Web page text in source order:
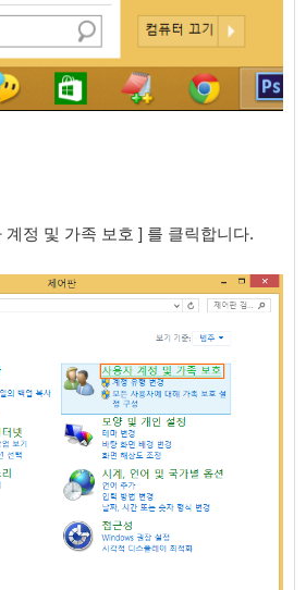
정 및 가족 보호 ] 를 클릭합니다.